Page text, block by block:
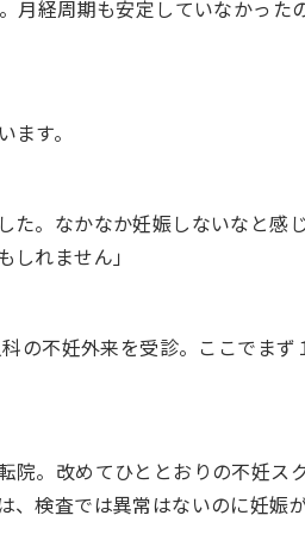
経周期も安定していなかった
す。
。なかなか妊娠しないなと感
れません」
の不妊外来を受診。ここでま
。改めてひととおりの不妊ス
検査では異常はないのに妊娠